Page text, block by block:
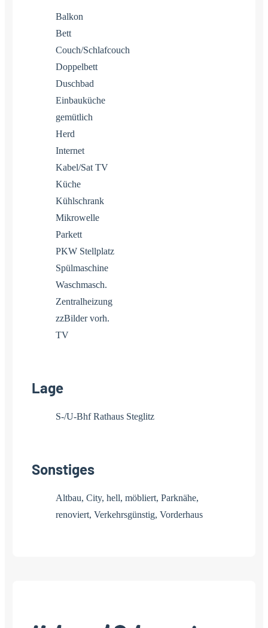
Balkon
Bett
Couch/Schlafcouch
Doppelbett
Duschbad
Einbauküche
gemütlich
Herd
Internet
Kabel/Sat TV
Küche
Kühlschrank
Mikrowelle
Parkett
PKW Stellplatz
Spülmaschine
Waschmasch.
Zentralheizung
zzBilder vorh.
TV
Lage
S-/U-Bhf Rathaus Steglitz
Sonstiges
Altbau, City, hell, möbliert, Parknähe,
renoviert, Verkehrsgünstig, Vorderhaus